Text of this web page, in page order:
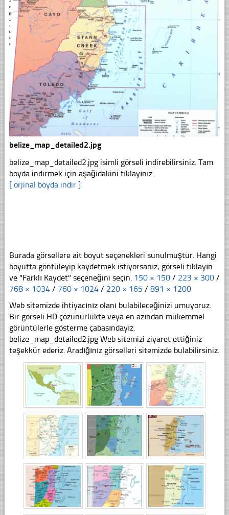
belize_map_detailed2.jpg
belize_map_detailed2.jpg isimli görseli indirebilirsiniz. Tam
boyda indirmek için aşağıdakini tıklayınız.
[ orjinal boyda indir ]
Burada görsellere ait boyut seçenekleri sunulmuştur. Hangi
boyutta göntüleyip kaydetmek istiyorsanız, görseli tıklayın
ve "Farklı Kaydet" seçeneğini seçin. 150 × 150 / 223 × 300 /
768 × 1034 / 760 × 1024 / 220 × 165 / 891 × 1200
Web sitemizde ihtiyacınız olanı bulabileceğinizi umuyoruz.
Bir görseli HD çözünürlükte veya en azından mükemmel
görüntülerle gösterme çabasındayız.
belize_map_detailed2.jpg Web sitemizi ziyaret ettiğiniz
teşekkür ederiz. Aradığınız görselleri sitemizde bulabilirsiniz.